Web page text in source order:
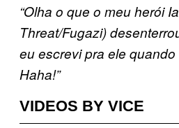
“Olha o que o meu herói
Threat/Fugazi)
eu escrevi pra ele
Haha!”
VIDEOS BY VICE